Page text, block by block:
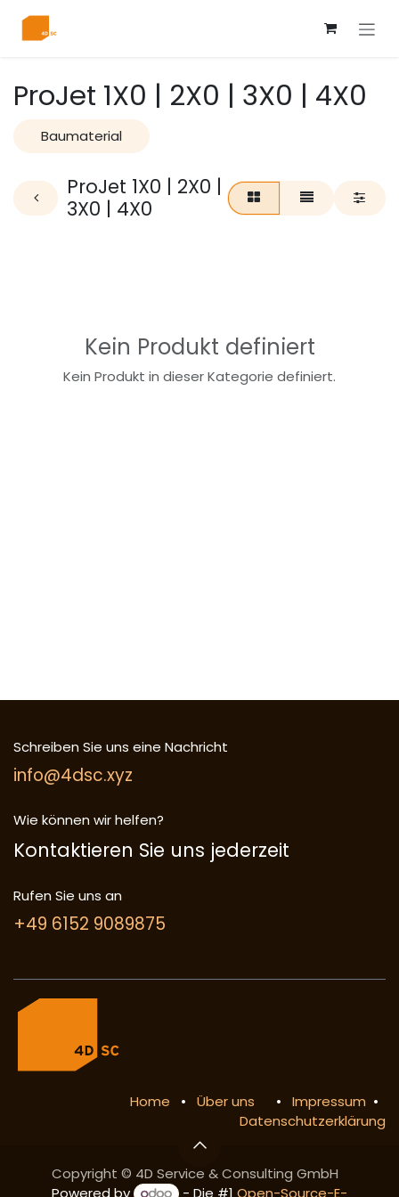
ProJet 1X0 | 2X0 | 3X0 | 4X0
Baumaterial
ProJet 1X0 | 2X0 |
3X0 | 4X0
Kein Produkt definiert
Kein Produkt in dieser Kategorie definiert.
Schreiben Sie uns eine Nachricht
info@4dsc.xyz
Wie können wir helfen?
Kontaktieren Sie uns jederzeit
Rufen Sie uns an
+49 6152 9089875
Home • Über uns • Impressum •
Datenschutzerklärung
Copyright © 4D Service & Consulting GmbH
Powered by
- Die #1Open-Source-E-